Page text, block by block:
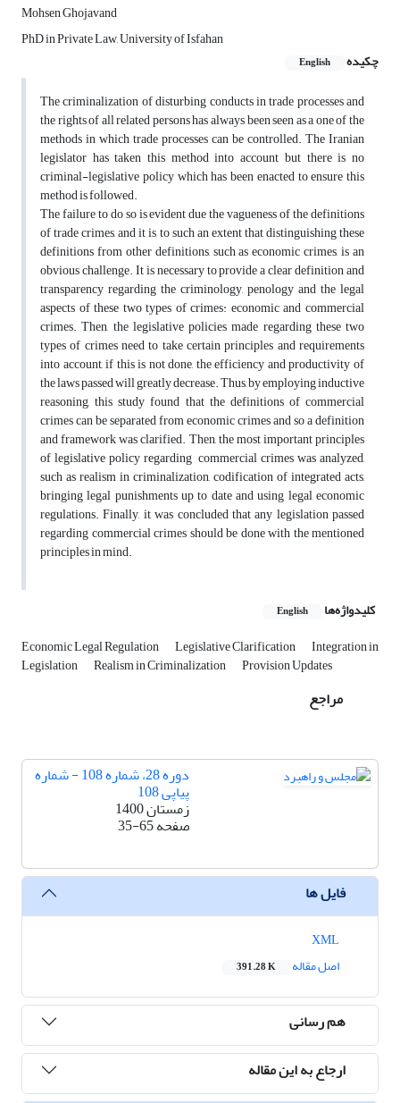
Mohsen Ghojavand
PhD in Private Law, University of Isfahan
چکیده
English
The criminalization of disturbing conducts in trade processes and
the rights of all related persons has always been seen as a one of the
methods in which trade processes can be controlled. The Iranian
legislator has taken this method into account but there is no
criminal-legislative policy which has been enacted to ensure this
method is followed.
The failure to do so is evident due the vagueness of the definitions
of trade crimes, and it is to such an extent that distinguishing these
definitions from other definitions, such as economic crimes, is an
obvious challenge. It is necessary to provide a clear definition and
transparency regarding the criminology, penology and the legal
aspects of these two types of crimes: economic and commercial
crimes. Then, the legislative policies made regarding these two
types of crimes need to take certain principles and requirements
into account, if this is not done, the efficiency and productivity of
the laws passed will greatly decrease. Thus, by employing inductive
reasoning, this study found that the definitions of commercial
crimes can be separated from economic crimes and so a definition
and framework was clarified. Then, the most important principles
of legislative policy regarding commercial crimes was analyzed,
such as realism in criminalization, codification of integrated acts,
bringing legal punishments up to date and using legal economic
regulations. Finally, it was concluded that any legislation passed
regarding commercial crimes should be done with the mentioned
principles in mind.
کلیدواژه‌ها English
Economic Legal Regulation Legislative Clarification Integration in
Legislation Realism in Criminalization Provision Updates
مراجع
دوره 28، شماره 108 - شماره
پیاپی 108
زمستان 1400
صفحه35-65
فایل ها
اصل مقاله
391.28 K
هم رسانی
ارجاع به این مقاله